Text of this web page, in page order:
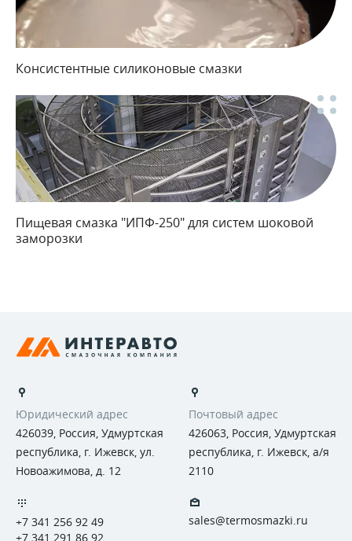
Консистентные силиконовые смазки
Пищевая смазка "ИПФ-250" для систем шоковой
заморозки
+7 341 256 92 49
+7 341 291 86 92
sales@termosmazki.ru
Юридический адрес
426039, Россия, Удмуртская
республика, г. Ижевск, ул.
Новоажимова, д. 12
Почтовый адрес
426063, Россия, Удмуртская
республика, г. Ижевск, а/я
2110